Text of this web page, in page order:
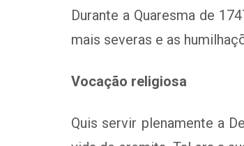
Durante a Quaresma de
mais severas e as
Vocação religiosa
Quis servir plenamente a